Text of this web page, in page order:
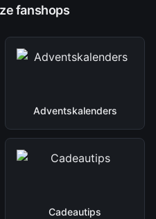
fanshops
Adventskalenders
Cadeautips